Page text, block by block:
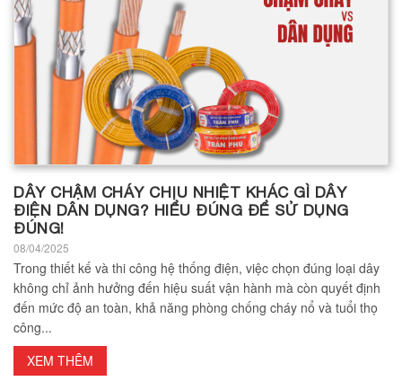
DÂY CHẬM CHÁY CHỊU NHIỆT KHÁC GÌ DÂY
ĐIỆN DÂN DỤNG? HIỂU ĐÚNG ĐỂ SỬ DỤNG
ĐÚNG!
08/04/2025
Trong thiết kế và thi công hệ thống điện, việc chọn đúng loại dây
không chỉ ảnh hưởng đến hiệu suất vận hành mà còn quyết định
đến mức độ an toàn, khả năng phòng chống cháy nổ và tuổi thọ
công...
XEM THÊM